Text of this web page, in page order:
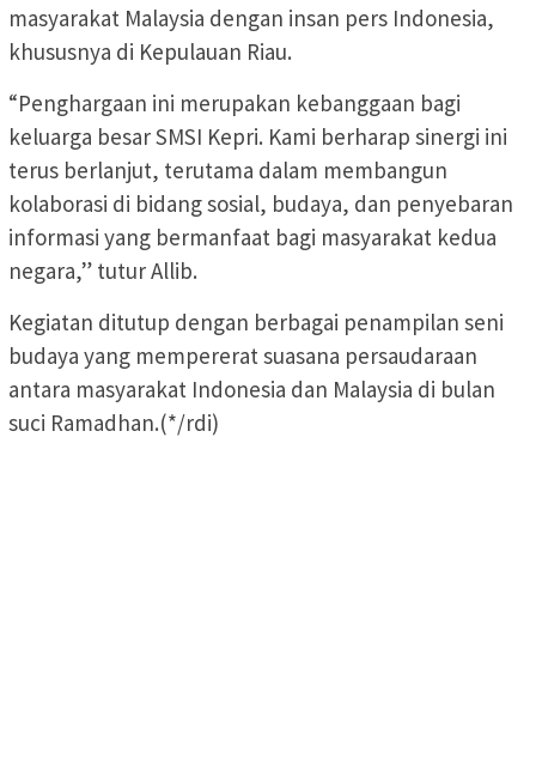
masyarakat Malaysia dengan insan pers Indonesia,
khususnya di Kepulauan Riau.
“Penghargaan ini merupakan kebanggaan bagi
keluarga besar SMSI Kepri. Kami berharap sinergi ini
terus berlanjut, terutama dalam membangun
kolaborasi di bidang sosial, budaya, dan penyebaran
informasi yang bermanfaat bagi masyarakat kedua
negara,” tutur Allib.
Kegiatan ditutup dengan berbagai penampilan seni
budaya yang mempererat suasana persaudaraan
antara masyarakat Indonesia dan Malaysia di bulan
suci Ramadhan.(*/rdi)